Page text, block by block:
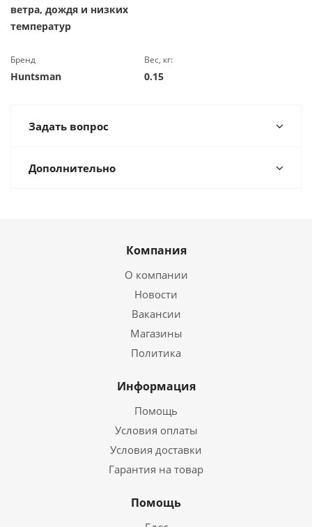
ветра, дождя и низких
температур
Бренд
Huntsman
Вес, кг:
0.15
Задать вопрос
Дополнительно
Компания
О компании
Новости
Вакансии
Магазины
Политика
Информация
Помощь
Условия оплаты
Условия доставки
Гарантия на товар
Помощь